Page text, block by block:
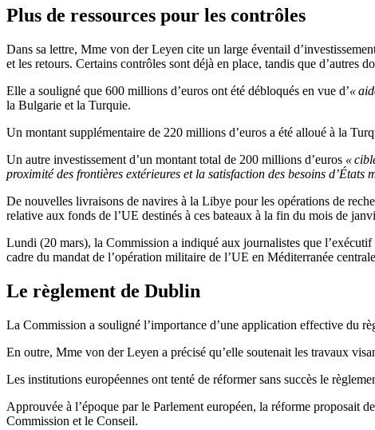
Plus de ressources pour les contrôles
Dans sa lettre, Mme von der Leyen cite un large éventail
et les retours. Certains contrôles sont déjà en place, tandis que d’autres
Elle a souligné que 600 millions d’euros ont été débloqués en vue d’«
la Bulgarie et la Turquie.
Un montant supplémentaire de 220 millions d’euros a été alloué à la
Un autre investissement d’un montant total de 200 millions d’euros «
proximité des frontières extérieures et la satisfaction des besoins d’États
De nouvelles livraisons de navires à la Libye pour les opérations de
relative aux fonds de l’UE destinés à ces bateaux à la fin du mois de
Lundi (20 mars), la Commission a indiqué aux journalistes que l’exécutif
cadre du mandat de l’opération militaire de l’UE en Méditerranée
Le règlement de Dublin
La Commission a souligné l’importance d’une application effective du
En outre, Mme von der Leyen a précisé qu’elle soutenait les travaux
Les institutions européennes ont tenté de réformer sans succès le
Approuvée à l’époque par le Parlement européen, la réforme proposait
Commission et le Conseil.